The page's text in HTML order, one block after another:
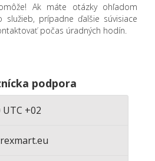
Ak máte otázky ohľadom
prípadne ďalšie súvisiace
počas úradných hodín.
podpora
UTC +02